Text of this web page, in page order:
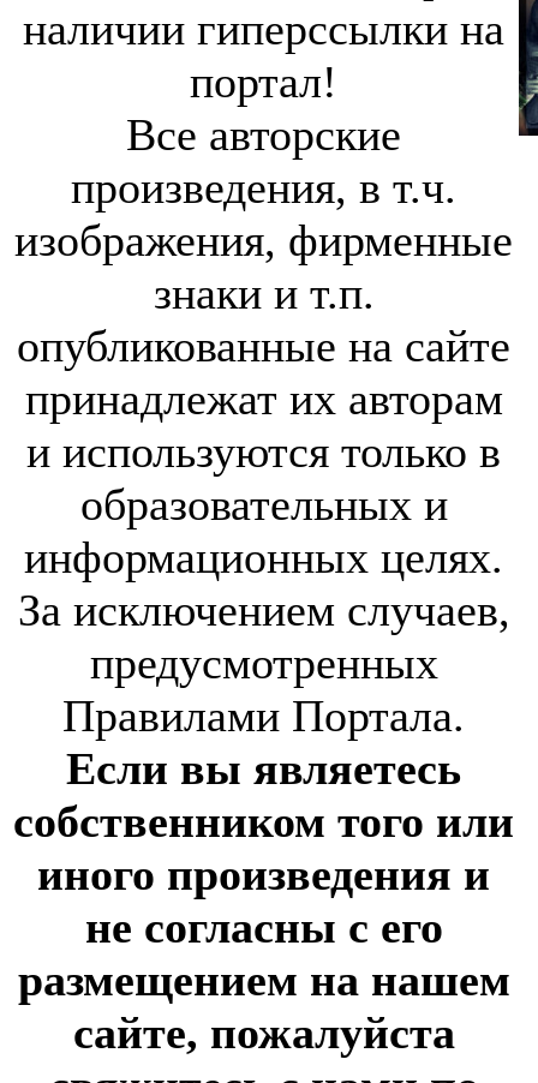
наличии гиперссылки на
портал!
Все авторские
произведения, в т.ч.
изображения, фирменные
знаки и т.п.
опубликованные на сайте
принадлежат их авторам
и используются только в
образовательных и
информационных целях.
За исключением случаев,
предусмотренных
Правилами Портала.
Если вы являетесь
собственником того или
иного произведения и
не согласны с его
размещением на нашем
сайте, пожалуйста